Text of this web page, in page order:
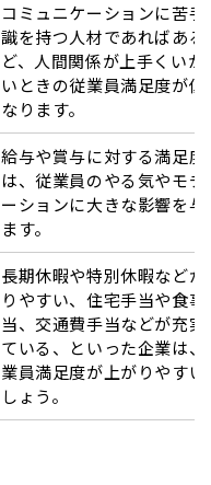
コミュニケーションに苦手
識を持つ人材であればある
ど、人間関係が上手くいか
いときの従業員満足度が低
なります。
給与や賞与に対する満足度
は、従業員のやる気やモチ
ーションに大きな影響を与
ます。
長期休暇や特別休暇などが
りやすい、住宅手当や食事
当、交通費手当などが充実
ている、といった企業は、
業員満足度が上がりやすい
しょう。